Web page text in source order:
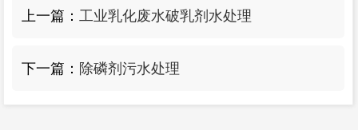
上一篇：工业乳化废水破乳剂水处理
下一篇： 除磷剂污水处理